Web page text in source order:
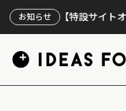
お知らせ
【特設サイトオープン